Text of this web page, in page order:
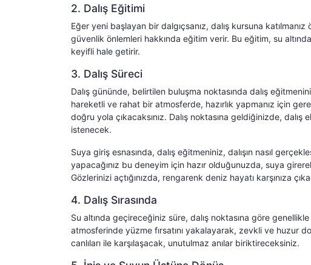
2. Dalış Eğitimi
Eğer yeni başlayan bir dalgıçsanız, dalış kursuna
güvenlik önlemleri hakkında eğitim verir. Bu eğitim, su
keyifli hale getirir.
3. Dalış Süreci
Dalış gününde, belirtilen buluşma noktasında dalış
hareketli ve rahat bir atmosferde, hazırlık yapmanız için
doğru yola çıkacaksınız. Dalış noktasına geldiğinizde,
istenecek.
Suya giriş esnasında, dalış eğitmeniniz, dalışın nasıl
yapacağınız bu deneyim için hazır olduğunuzda, suya
Gözlerinizi açtığınızda, rengarenk deniz hayatı karşınıza
4. Dalış Sırasında
Su altında geçireceğiniz süre, dalış noktasına göre
atmosferinde yüzme fırsatını yakalayarak, zevkli ve huzur
canlıları ile karşılaşacak, unutulmaz anılar biriktireceksiniz.